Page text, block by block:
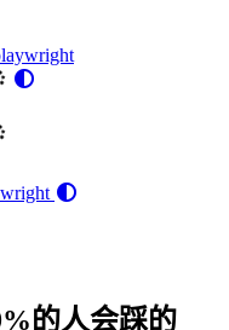
的人会踩的